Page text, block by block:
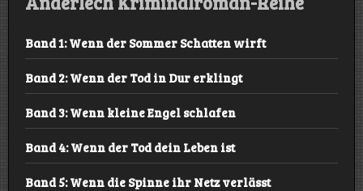
Band 1: Wenn der Sommer Schatten wirft
Band 2: Wenn der Tod in Dur erklingt
Band 3: Wenn kleine Engel schlafen
Band 4: Wenn der Tod dein Leben ist
Band 5: Wenn die Spinne ihr Netz verlässt